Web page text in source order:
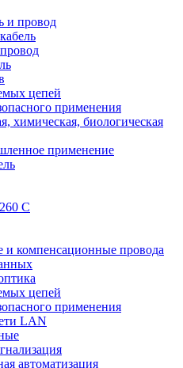
и провод
цепей
применения
химическая, биологическая
применение
С
и компенсационные провода
цепей
применения
LAN
автоматизация